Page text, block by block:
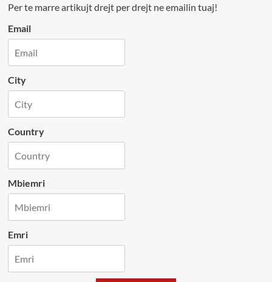
Per te marre artikujt drejt per drejt ne emailin tuaj!
Email
City
Country
Mbiemri
Emri